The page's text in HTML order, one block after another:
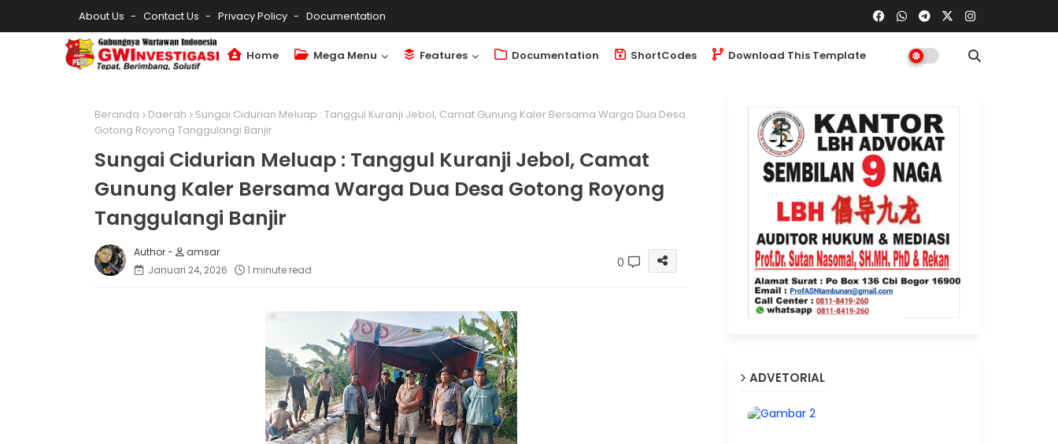
About Us Contact Us Privacy Policy Documentation
Home Mega Menu Features Documentation ShortCodes Download This Template
Beranda Daerah
Sungai Cidurian Meluap : Tanggul Kuranji Jebol, Camat Gunung Kaler Bersama Warga Dua Desa
Gotong Royong Tanggulangi Banjir
Sungai Cidurian Meluap : Tanggul Kuranji Jebol, Camat
Gunung Kaler Bersama Warga Dua Desa Gotong Royong
Tanggulangi Banjir
amsar
Januari 24, 2026
1 minute read 0
ADVETORIAL